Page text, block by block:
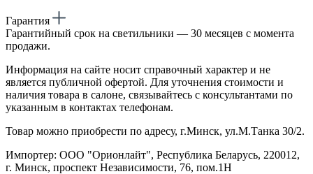
Гарантия
Гарантийный срок на светильники — 30 месяцев с момента
продажи.
Информация на сайте носит справочный характер и не
является публичной офертой. Для уточнения стоимости и
наличия товара в салоне, связывайтесь с консультантами по
указанным в контактах телефонам.
Товар можно приобрести по адресу, г.Минск, ул.М.Танка 30/2.
Импортер: ООО "Орионлайт", Республика Беларусь, 220012,
г. Минск, проспект Независимости, 76, пом.1Н